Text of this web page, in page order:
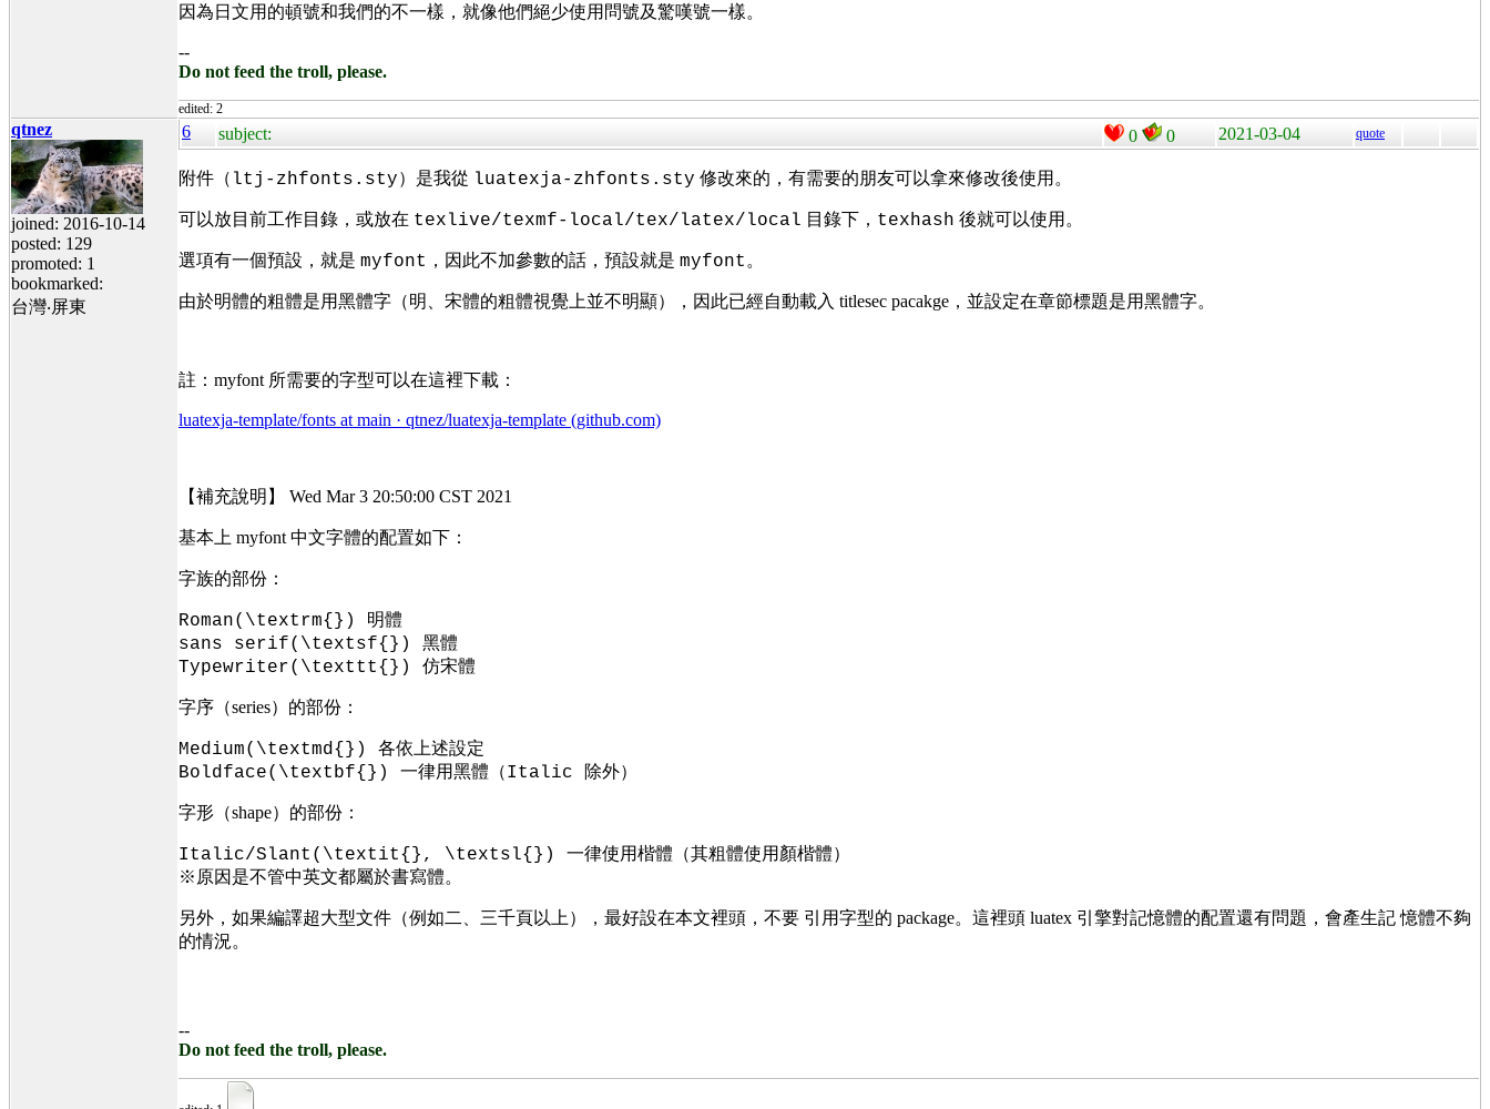
因為日文用的頓號和我們的不一樣，就像他們絕少使用問號及驚嘆號一樣。
--
Do not feed the troll, please.
edited: 2
qtnez
joined: 2016-10-14
posted: 129
promoted: 1
bookmarked:
台灣‧屏東
6 subject: 0 0 2021-03-04 quote
附件（ ltj-zhfonts.sty）是我從 luatexja-zhfonts.sty 修改來的，有需要的朋友可以拿來修改後使用。
可以放目前工作目錄，或放在 texlive/texmf-local/tex/latex/local 目錄下， texhash 後就可以使用。
選項有一個預設，就是 myfont ，因此不加參數的話，預設就是 myfont 。
由於明體的粗體是用黑體字（明、宋體的粗體視覺上並不明顯），因此已經自動載入 titlesec pacakge，並設定在章節標題是用黑體字。
註：myfont 所需要的字型可以在這裡下載：
luatexja-template/fonts at main · qtnez/luatexja-template (github.com)
【補充說明】 Wed Mar 3 20:50:00 CST 2021
基本上 myfont 中文字體的配置如下：
字族的部份：
Roman(\textrm{}) 明體
sans serif(\textsf{}) 黑體
Typewriter(\texttt{}) 仿宋體
字序（series）的部份：
Medium(\textmd{}) 各依上述設定
Boldface(\textbf{}) 一律用黑體（Italic 除外）
字形（shape）的部份：
Italic/Slant(\textit{}, \textsl{}) 一律使用楷體（其粗體使用顏楷體）
※原因是不管中英文都屬於書寫體。
另外，如果編譯超大型文件（例如二、三千頁以上），最好設在本文裡頭，不要 引用字型的 package。這裡頭 luatex 引擎對記憶體的配置還有問題，會產生記 憶體不夠
的情況。
--
Do not feed the troll, please.